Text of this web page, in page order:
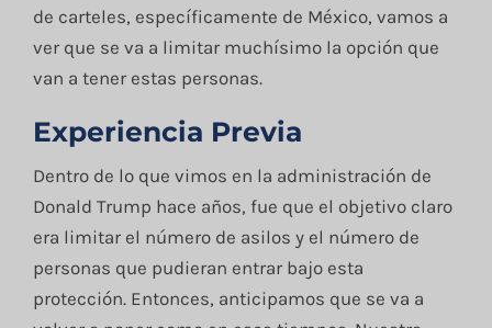
de carteles, específicamente de México, vamos a
ver que se va a limitar muchísimo la opción que
van a tener estas personas.
Experiencia Previa
Dentro de lo que vimos en la administración de
Donald Trump hace años, fue que el objetivo claro
era limitar el número de asilos y el número de
personas que pudieran entrar bajo esta
protección. Entonces, anticipamos que se va a